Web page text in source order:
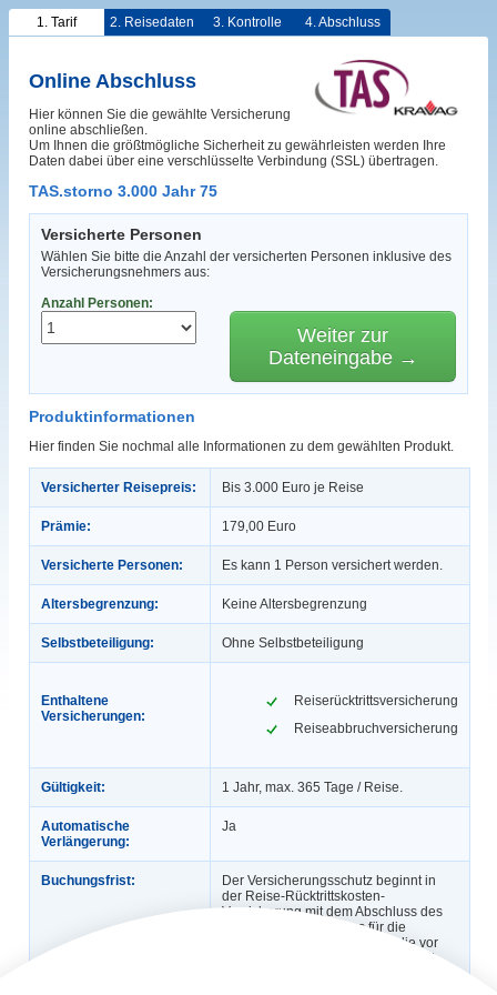
1. Tarif 2. Reisedaten 3. Kontrolle 4. Abschluss
Online Abschluss
Hier können Sie die gewählte Versicherung
online abschließen.
Um Ihnen die größtmögliche Sicherheit zu gewährleisten werden Ihre
Daten dabei über eine verschlüsselte Verbindung (SSL) übertragen.
TAS.storno 3.000 Jahr 75
Versicherte Personen
Wählen Sie bitte die Anzahl der versicherten Personen inklusive des
Versicherungsnehmers aus:
Anzahl Personen:
Weiter zur
Dateneingabe →
Produktinformationen
Hier finden Sie nochmal alle Informationen zu dem gewählten Produkt.
Versicherter Reisepreis: Bis 3.000 Euro je Reise
Prämie: 179,00 Euro
Versicherte Personen: Es kann 1 Person versichert werden.
Altersbegrenzung: Keine Altersbegrenzung
Selbstbeteiligung: Ohne Selbstbeteiligung
Enthaltene
Versicherungen:
Reiserücktrittsversicherung
Reiseabbruchversicherung
Gültigkeit: 1 Jahr, max. 365 Tage / Reise.
Automatische
Verlängerung:
Ja
Buchungsfrist:
Der Versicherungsschutz beginnt in
der Reise-Rücktrittskosten-
Versicherung mit dem Abschluss des
Versicherungsvertrages für die
gebuchte Reise. Für Reisen, die vor
dem versicherten Zeitraum gebucht